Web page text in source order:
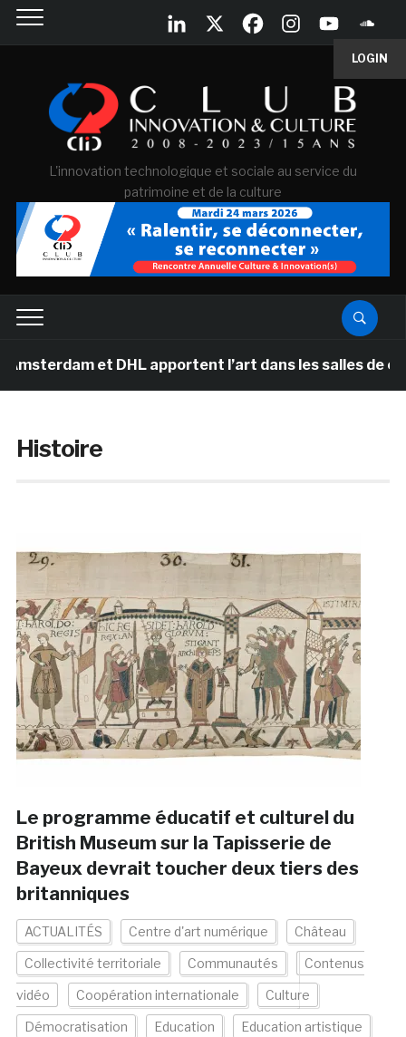
LOGIN
L'innovation technologique et sociale au service du
patrimoine et de la culture
et DHL apportent l’art dans les salles de classe des
Histoire
Le programme éducatif et culturel du
British Museum sur la Tapisserie de
Bayeux devrait toucher deux tiers des
britanniques
ACTUALITÉS Centre d'art numérique Château
Collectivité territoriale Communautés Contenus
vidéo Coopération internationale Culture
Démocratisation Education Education artistique